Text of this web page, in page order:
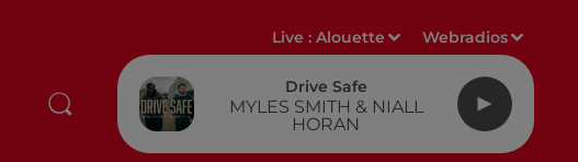
Live :Alouette Webradios
Drive Safe
MYLES SMITH & NIALL
HORAN